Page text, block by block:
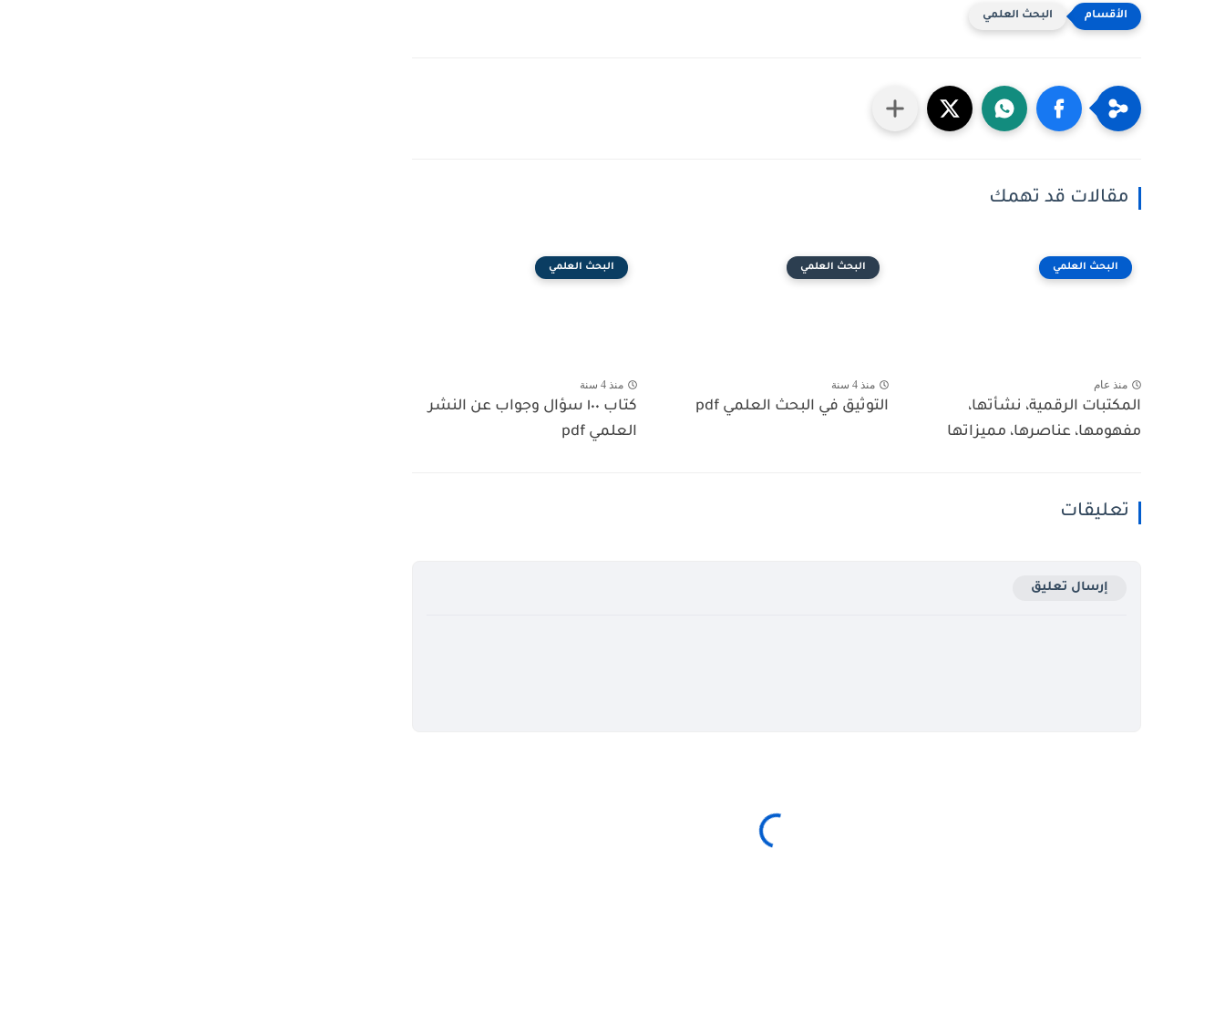
البحث العلمي
مقالات قد تهمك
البحث العلمي
منذ عام
المكتبات الرقمية، نشأتها،
مفهومها، عناصرها، مميزاتها
البحث العلمي
منذ 4 سنة
التوثيق في البحث العلمي pdf
البحث العلمي
منذ 4 سنة
كتاب ١٠٠ سؤال وجواب عن النشر
العلمي pdf
تعليقات
إرسال تعليق